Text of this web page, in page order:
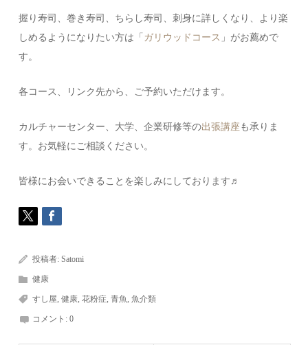
握り寿司、巻き寿司、ちらし寿司、刺身に詳しくなり、より楽
しめるようになりたい方は「 ガリウッドコース 」がお薦めで
す。
各コース、リンク先から、ご予約いただけます。
カルチャーセンター、大学、企業研修等の出張講座 も承りま
す。お気軽にご相談ください。
皆様にお会いできることを楽しみにしております♬
投稿者:Satomi
健康
すし屋,健康,花粉症,青魚,魚介類
コメント:0